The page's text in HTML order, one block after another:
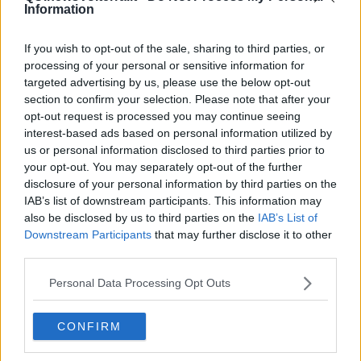
Information
If you wish to opt-out of the sale, sharing to third parties, or
processing of your personal or sensitive information for
targeted advertising by us, please use the below opt-out
section to confirm your selection. Please note that after your
opt-out request is processed you may continue seeing
interest-based ads based on personal information utilized by
us or personal information disclosed to third parties prior to
your opt-out. You may separately opt-out of the further
disclosure of your personal information by third parties on the
IAB’s list of downstream participants. This information may
also be disclosed by us to third parties on the IAB’s List of
Downstream Participants that may further disclose it to other
Personal Data Processing Opt Outs
CONFIRM
​Linee guida per organizzare il civismo della complessità
​Il ripristino della natura secondo la legge e l’impegno dei
Cittadini
Il nesso tra cambiamenti climatici e salute umana
Tutti morimmo a stento (3)
Tutti morimmo a stento (2)
​Tutti morimmo a stento (1)
IL CORRIDOIO BLU il resoconto del convegno
Un manuale essenziale per seguire il CORRIDOIO BLU
Il corridoio blu
​Il cronoprogramma ottimale verso il full electric sui traghetti
​I costi dell’adeguamento al cold ironing
sorti dell’Elba
Verso il full electric a gestione pubblica dei traghetti​
​La Scienza dei Cittadini e i Cittadini per l’Aria
Trump e le sue guerre contro i deboli e contro la terra
​Le furbate elettorali della Meloni e la testardaggine
dell’opposizione